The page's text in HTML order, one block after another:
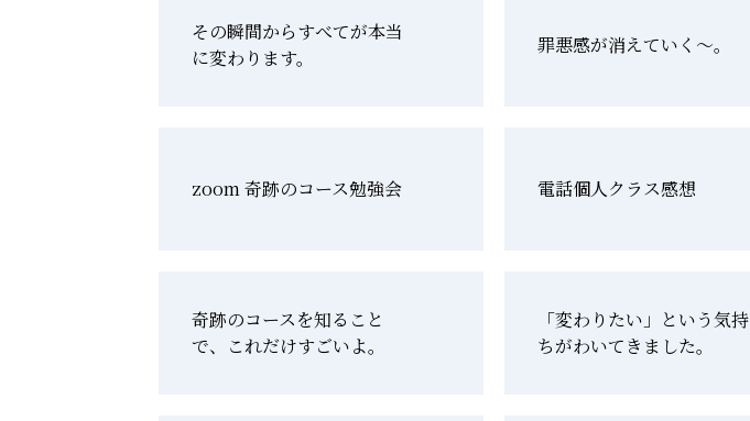
その瞬間からすべてが本当
に変わります。
罪悪感が消えていく～。
zoom 奇跡のコース勉強会 電話個人クラス感想
奇跡のコースを知ること
で、これだけすごいよ。
「変わりたい」という気持
ちがわいてきました。